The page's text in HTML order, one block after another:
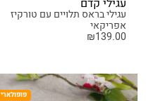
עגילי קדם
עגילי בראס תלויים עם טורקיז
אפריקאי
₪139.00
פופולארי